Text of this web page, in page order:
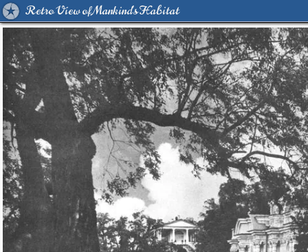
Retro View of Mankind's Habitat